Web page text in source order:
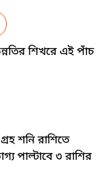
শিখরে এই পাঁচ
শনি রাশিতে
পাল্টাবে ৩ রাশির